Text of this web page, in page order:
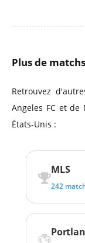
Plus de
Retrouvez
Angeles FC et
États-Unis :
MLS
242